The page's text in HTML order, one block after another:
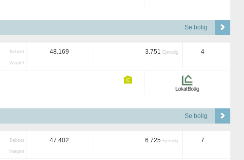
Se bolig
Beboet
Vægtet
48.169 3.751 Ejerudg. 4
Se bolig
Beboet
Vægtet
47.402 6.725 Ejerudg. 7